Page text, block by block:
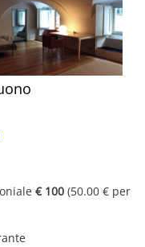
€ 100 (50.00 € per